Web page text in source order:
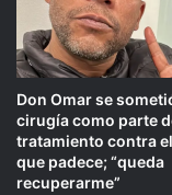
Don Omar se
cirugía como parte
tratamiento contra
que padece; “queda
recuperarme”